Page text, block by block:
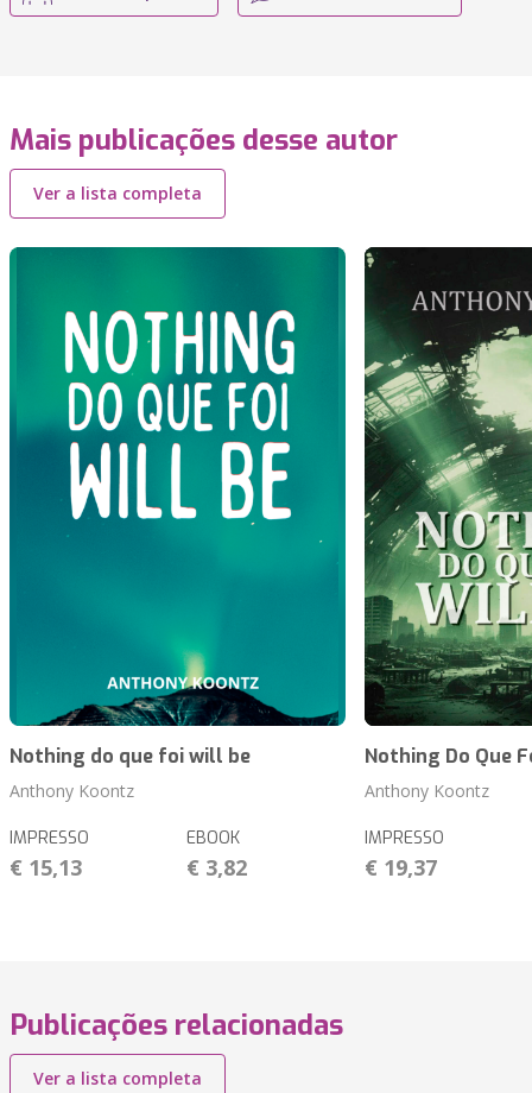
Mais publicações desse autor
Ver a lista completa
Nothing do que foi will be
Anthony Koontz
IMPRESSO
€ 15,13
EBOOK
€ 3,82
Nothing Do Que
Anthony Koontz
IMPRESSO
€ 19,37
Publicações relacionadas
Ver a lista completa